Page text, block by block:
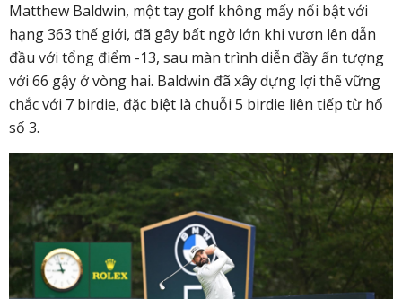
Matthew Baldwin, một tay golf không mấy nổi bật với
hạng 363 thế giới, đã gây bất ngờ lớn khi vươn lên dẫn
đầu với tổng điểm -13, sau màn trình diễn đầy ấn tượng
với 66 gậy ở vòng hai. Baldwin đã xây dựng lợi thế vững
chắc với 7 birdie, đặc biệt là chuỗi 5 birdie liên tiếp từ hố
số 3.